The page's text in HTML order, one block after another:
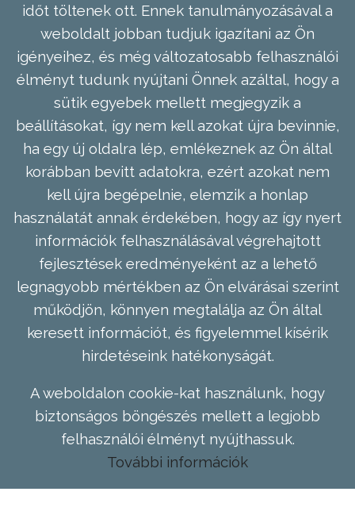
időt töltenek ott. Ennek tanulmányozásával a
weboldalt jobban tudjuk igazítani az Ön
igényeihez, és még változatosabb felhasználói
élményt tudunk nyújtani Önnek azáltal, hogy a
sütik egyebek mellett megjegyzik a
beállításokat, így nem kell azokat újra bevinnie,
ha egy új oldalra lép, emlékeznek az Ön által
korábban bevitt adatokra, ezért azokat nem
kell újra begépelnie, elemzik a honlap
használatát annak érdekében, hogy az így nyert
információk felhasználásával végrehajtott
fejlesztések eredményeként az a lehető
legnagyobb mértékben az Ön elvárásai szerint
működjön, könnyen megtalálja az Ön által
keresett információt, és figyelemmel kísérik
hirdetéseink hatékonyságát.
A weboldalon cookie-kat használunk, hogy
biztonságos böngészés mellett a legjobb
felhasználói élményt nyújthassuk.
További információk